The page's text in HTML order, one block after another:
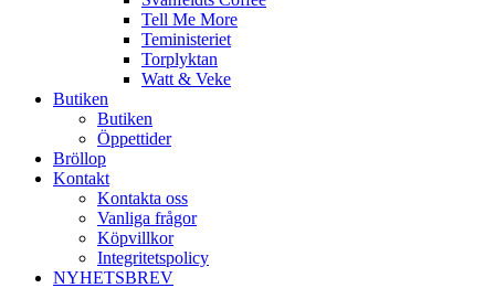
Tell Me More
Teministeriet
Torplyktan
Watt & Veke
Butiken
Butiken
Öppettider
Bröllop
Kontakt
Kontakta oss
Vanliga frågor
Köpvillkor
Integritetspolicy
NYHETSBREV